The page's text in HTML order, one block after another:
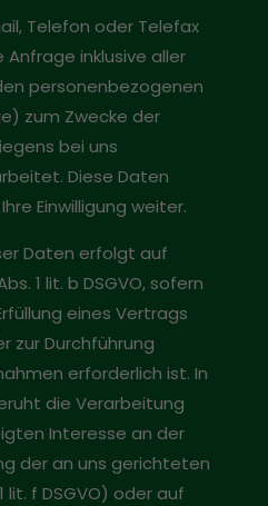
Telefon oder Telefax
Anfrage inklusive aller
personenbezogenen
zum Zwecke der
bei uns
Diese Daten
Einwilligung weiter.
Daten erfolgt auf
1 lit. b DSGVO, sofern
eines Vertrags
zur Durchführung
erforderlich ist. In
die Verarbeitung
Interesse an der
der an uns gerichteten
lit. f DSGVO) oder auf